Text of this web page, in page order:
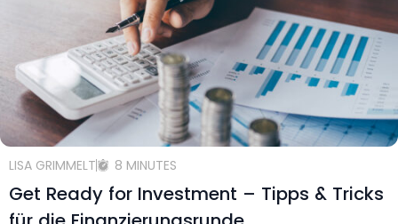
LISA GRIMMELT 8 MINUTES
Get Ready for Investment – Tipps & Tricks